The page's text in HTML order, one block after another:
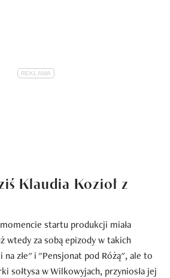
Klaudia Kozioł z
startu produkcji miała
wtedy za sobą epizody w takich
na złe" i "Pensjonat pod Różą", ale to
sołtysa w Wilkowyjach, przyniosła jej